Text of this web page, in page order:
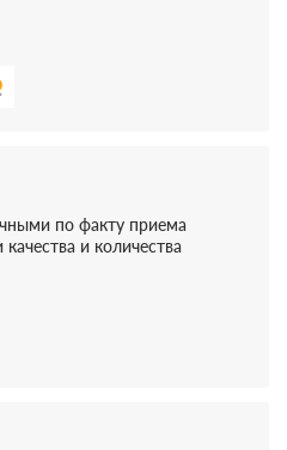
по факту приема
и количества